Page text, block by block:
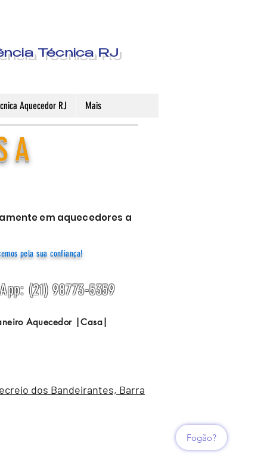
Técnica RJ
Aquecedor RJ Mais
A
em aquecedores a
pela sua confiança!
(21) 98773-5359
Aquecedor |Casa|
dos Bandeirantes, Barra
Fogão?